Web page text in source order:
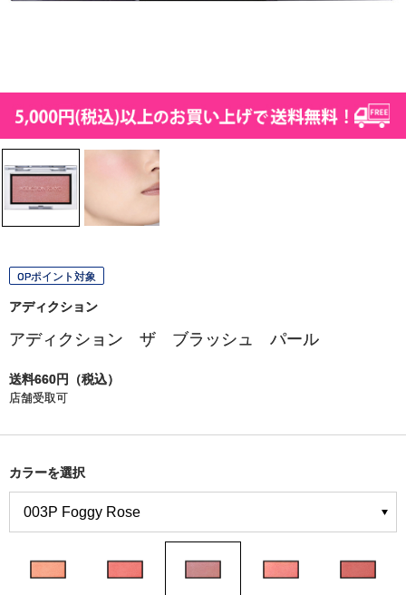
OPポイント対象
アディクション
アディクション ザ ブラッシュ パール
送料660円（税込）
店舗受取可
カラーを選択